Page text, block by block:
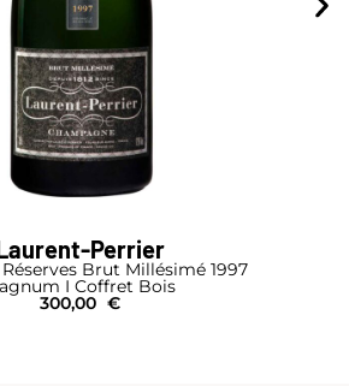
Perrier
Brut Millésimé 1997
I Coffret Bois
300,00 €